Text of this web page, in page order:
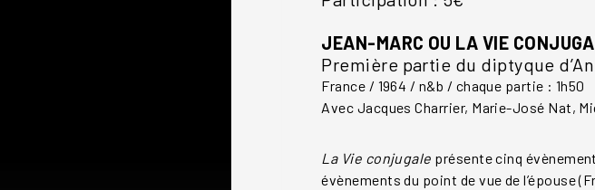
JEAN-MARC OU LA VIE
Première partie du diptyque
France / 1964 / n&b / chaque partie : 1h50
Avec Jacques Charrier, Marie-José Nat,
La Vie conjugale présente cinq
évènements du point de vue de l’épouse